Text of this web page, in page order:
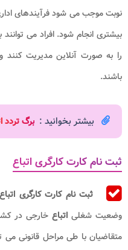
نوبت موجب می شود فرآیندهای
بیشتری انجام شود. افراد می
را به صورت آنلاین مدیریت کنند
باشند.
بیشتر بخوانید : برگ تردد
ثبت نام کارت کارگری اتباع
ثبت نام کارت کارگری اتباع
وضعیت شغلیاتباع خارجی در
متقاضیان با طی مراحل قانونی می